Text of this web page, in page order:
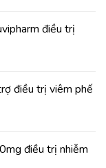
điều trị
điều trị viêm phế
điều trị nhiễm